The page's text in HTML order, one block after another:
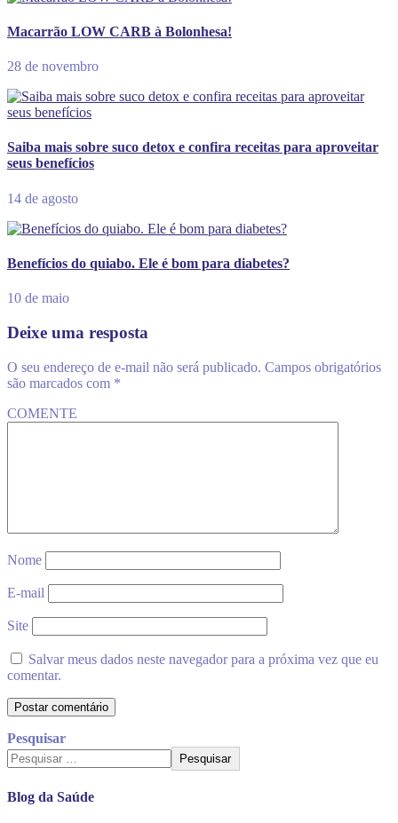
Macarrão LOW CARB à Bolonhesa!
28 de novembro
Saiba mais sobre suco detox e confira receitas para aproveitar
seus benefícios
14 de agosto
Benefícios do quiabo. Ele é bom para diabetes?
10 de maio
Deixe uma resposta
O seu endereço de e-mail não será publicado. Campos obrigatórios
são marcados com *
COMENTE
Nome
E-mail
Site
Salvar meus dados neste navegador para a próxima vez que eu
comentar.
Pesquisar
Pesquisar
Blog da Saúde